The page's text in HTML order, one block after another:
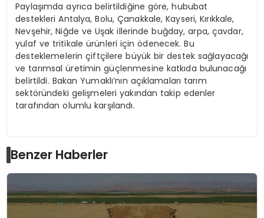
Paylaşımda ayrıca belirtildiğine göre, hububat
destekleri Antalya, Bolu, Çanakkale, Kayseri, Kırıkkale,
Nevşehir, Niğde ve Uşak illerinde buğday, arpa, çavdar,
yulaf ve tritikale ürünleri için ödenecek. Bu
desteklemelerin çiftçilere büyük bir destek sağlayacağı
ve tarımsal üretimin güçlenmesine katkıda bulunacağı
belirtildi. Bakan Yumaklı’nın açıklamaları tarım
sektöründeki gelişmeleri yakından takip edenler
tarafından olumlu karşılandı.
Benzer Haberler